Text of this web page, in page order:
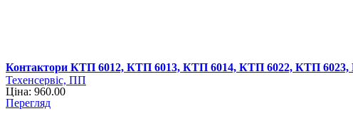
Контактори КТП 6012, КТП 6013, КТП 6014, КТП 6022, КТП
Техенсервіс, ПП
Ціна: 960.00
Перегляд